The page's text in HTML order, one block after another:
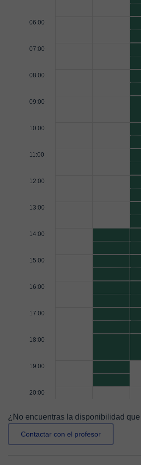
06:00
07:00
08:00
09:00
10:00
11:00
12:00
13:00
14:00
15:00
16:00
17:00
18:00
19:00
20:00
¿No encuentras la disponibilidad
Contactar con el profesor